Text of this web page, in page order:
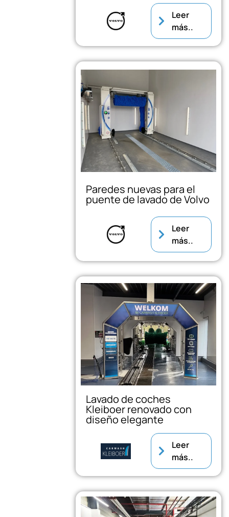
Leer
más..
Paredes nuevas para el
puente de lavado de Volvo
Leer
más..
Lavado de coches
Kleiboer renovado con
diseño elegante
Leer
más..